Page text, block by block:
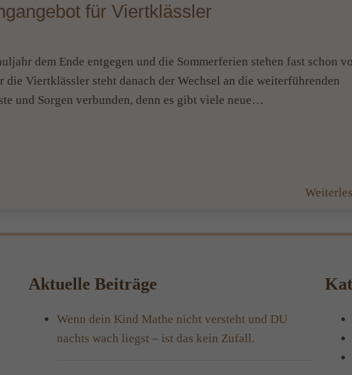
für Viertklässler
dem Ende entgegen und die Sommerferien stehen fast schon
Viertklässler steht danach der Wechsel an die weiterführenden
und Sorgen verbunden, denn es gibt viele neue…
Aktuelle Beiträge
Wenn dein Kind Mathe nicht versteht und DU
nachts wach liegst – ist das kein Zufall.